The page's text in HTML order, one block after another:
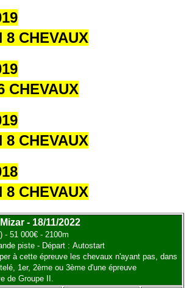
8 CHEVAUX
CHEVAUX
8 CHEVAUX
8 CHEVAUX
- 18/11/2022
- 51 000€ - 2100m
piste - Départ : Autostart
à cette épreuve les chevaux n'ayant pas, dans
1er, 2ème ou 3ème d'une épreuve
de Groupe II.